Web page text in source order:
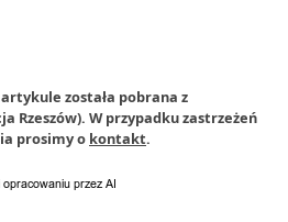
została pobrana z
Rzeszów). W przypadku zastrzeżeń
prosimy o kontakt.